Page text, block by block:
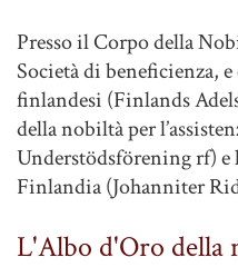
Presso il Corpo della
Società di beneficienza,
finlandesi (Finlands
della nobiltà per
Understödsförening rf)
Finlandia (Johanniter
L'Albo d'Oro della